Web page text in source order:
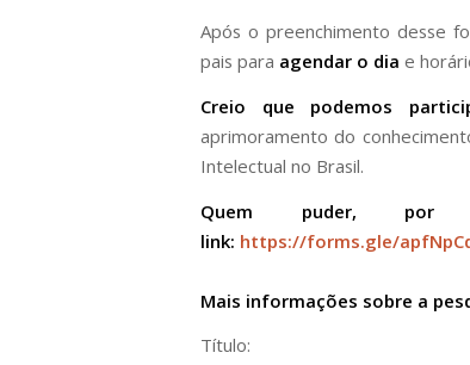
Após o preenchimento desse
pais para agendar o dia e
Creio que podemos
aprimoramento do
Intelectual no Brasil.
Quem puder,
link: https://forms.gle/
Mais informações sobre a
Título: